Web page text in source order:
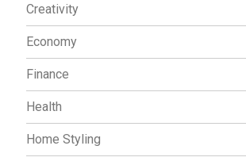
Creativity
Economy
Finance
Health
Home Styling